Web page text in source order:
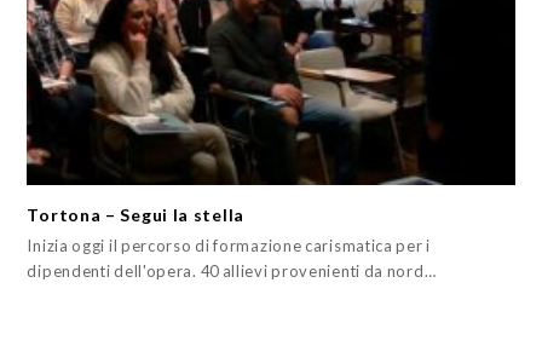
Tortona – Segui la stella
Inizia oggi il percorso di formazione carismatica per i
dipendenti dell'opera. 40 allievi provenienti da nord…